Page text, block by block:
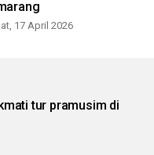
17 April 2026
tur pramusim di